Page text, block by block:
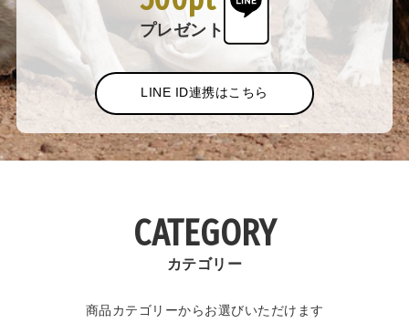
プレゼント
LINE ID連携はこちら
CATEGORY
カテゴリー
商品カテゴリーからお選びいただけます